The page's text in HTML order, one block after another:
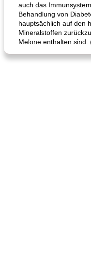
auch das
Behandlung von
hauptsächlich auf den
Mineralstoffen
Melone enthalten